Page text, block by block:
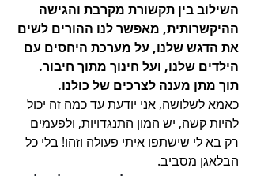
השילוב בין תקשורת מקרבת והגישה
ההיקשרותית, מאפשר לנו ההורים לשים
את הדגש שלנו, על מערכת היחסים עם
הילדים שלנו, ועל חינוך מתוך חיבור.
תוך מתן מענה לצרכים של כולנו.
כאמא לשלושה, אני יודעת עד כמה זה יכול
להיות קשה, יש המון התנגדויות, ולפעמים
רק בא לי שישתפו איתי פעולה וזהו! בלי כל
הבלאגן מסביב.